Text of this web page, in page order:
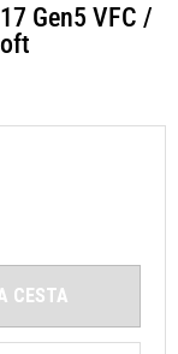
Gen5 VFC /
CESTA